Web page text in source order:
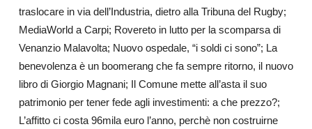
traslocare in via dell’Industria, dietro alla Tribuna del Rugby;
MediaWorld a Carpi; Rovereto in lutto per la scomparsa di
Venanzio Malavolta; Nuovo ospedale, “i soldi ci sono”; La
benevolenza è un boomerang che fa sempre ritorno, il nuovo
libro di Giorgio Magnani; Il Comune mette all’asta il suo
patrimonio per tener fede agli investimenti: a che prezzo?;
L’affitto ci costa 96mila euro l’anno, perchè non costruirne